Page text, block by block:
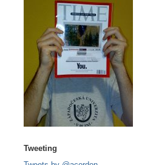
Tweeting